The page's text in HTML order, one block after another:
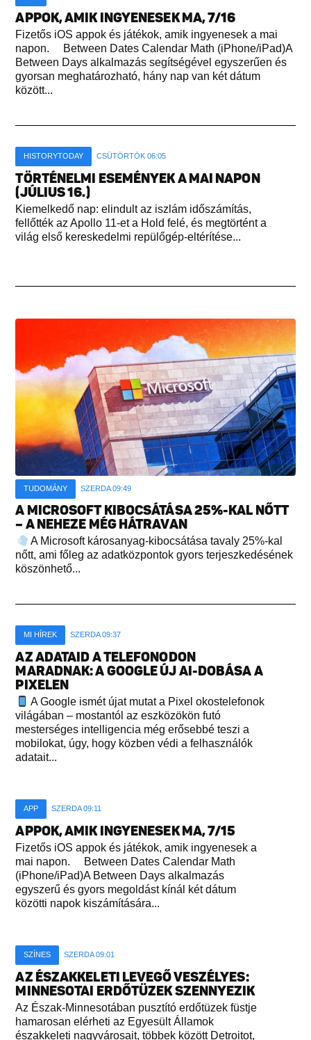
APPOK, AMIK INGYENESEK MA, 7/16
Fizetős iOS appok és játékok, amik ingyenesek a mai
napon. Between Dates Calendar Math (iPhone/iPad)A
Between Days alkalmazás segítségével egyszerűen és
gyorsan meghatározható, hány nap van két dátum
között...
HISTORYTODAY CSÜTÖRTÖK 06:05
TÖRTÉNELMI ESEMÉNYEK A MAI NAPON
(JÚLIUS 16.)
Kiemelkedő nap: elindult az iszlám időszámítás,
fellőtték az Apollo 11-et a Hold felé, és megtörtént a
világ első kereskedelmi repülőgép-eltérítése...
TUDOMÁNY SZERDA 09:49
A MICROSOFT KIBOCSÁTÁSA 25%-KAL NŐTT
– A NEHEZE MÉG HÁTRAVAN
A Microsoft károsanyag-kibocsátása tavaly 25%-kal
nőtt, ami főleg az adatközpontok gyors terjeszkedésének
köszönhető...
MI HÍREK SZERDA 09:37
AZ ADATAID A TELEFONODON
MARADNAK: A GOOGLE ÚJ AI-DOBÁSA A
PIXELEN
A Google ismét újat mutat a Pixel okostelefonok
világában – mostantól az eszközökön futó
mesterséges intelligencia még erősebbé teszi a
mobilokat, úgy, hogy közben védi a felhasználók
adatait...
APP SZERDA 09:11
APPOK, AMIK INGYENESEK MA, 7/15
Fizetős iOS appok és játékok, amik ingyenesek a
mai napon. Between Dates Calendar Math
(iPhone/iPad)A Between Days alkalmazás
egyszerű és gyors megoldást kínál két dátum
közötti napok kiszámítására...
SZÍNES SZERDA 09:01
AZ ÉSZAKKELETI LEVEGŐ VESZÉLYES:
MINNESOTAI ERDŐTÜZEK SZENNYEZIK
Az Észak-Minnesotában pusztító erdőtüzek füstje
hamarosan elérheti az Egyesült Államok
északkeleti nagyvárosait, többek között Detroitot,